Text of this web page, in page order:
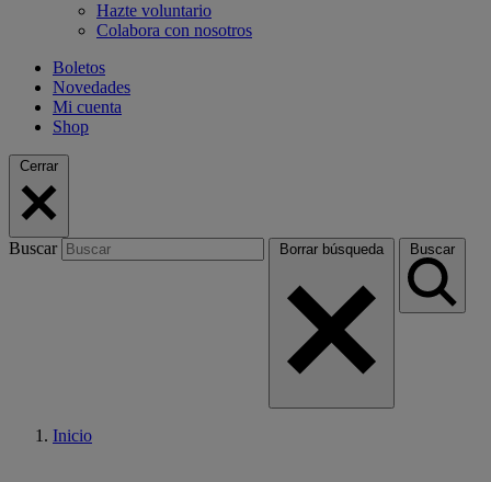
Hazte voluntario
Colabora con nosotros
Boletos
Novedades
Mi cuenta
Shop
Cerrar
Buscar Borrar búsqueda Buscar
Inicio